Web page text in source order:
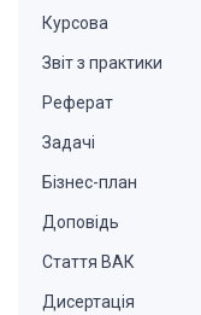
Курсова
Звіт з практики
Реферат
Задачі
Бізнес-план
Доповідь
Стаття ВАК
Дисертація